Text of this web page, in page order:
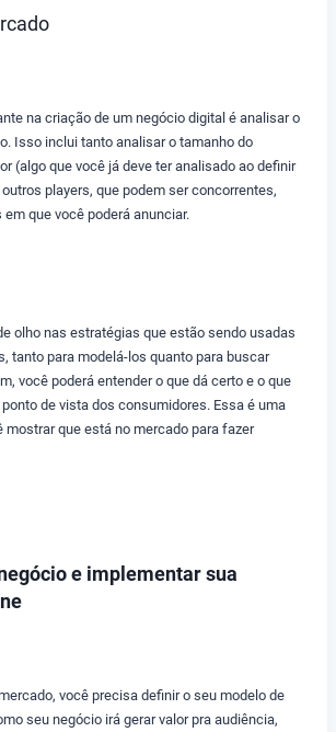
na criação de um negócio digital é analisar o
Isso inclui tanto analisar o tamanho do
(algo que você já deve ter analisado ao definir
players, que podem ser concorrentes,
que você poderá anunciar.
olho nas estratégias que estão sendo usadas
tanto para modelá-los quanto para buscar
você poderá entender o que dá certo e o que
de vista dos consumidores. Essa é uma
mostrar que está no mercado para fazer
e implementar sua
você precisa definir o seu modelo de
seu negócio irá gerar valor pra audiência,